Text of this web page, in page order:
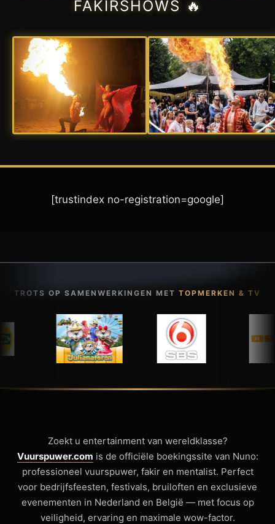
FAKIRSHOWS 🔥
[trustindex no-registration=google]
TROTS OP SAMENWERKINGEN MET TOPMERKEN & TV
Zoekt u entertainment van wereldklasse?
Vuurspuwer.com is de officiële boekingssite van Nuno:
professioneel vuurspuwer, fakir en mentalist. Perfect
voor bedrijfsfeesten, festivals, bruiloften en exclusieve
evenementen in Nederland en België — met focus op
veiligheid, ervaring en maximale wow-factor.